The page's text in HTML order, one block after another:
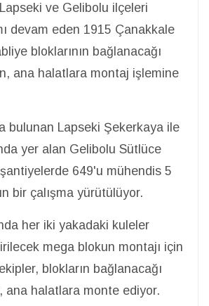
ve Gelibolu ilçeleri
devam eden 1915 Çanakkale
bloklarının bağlanacağı
ana halatlara montaj işlemine
bulunan Lapseki Şekerkaya ile
yer alan Gelibolu Sütlüce
649'u mühendis 5
bir çalışma yürütülüyor.
her iki yakadaki kuleler
mega blokun montajı için
blokların bağlanacağı
ana halatlara monte ediyor.